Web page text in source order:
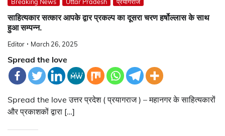
Breaking News Uttar Pradesh प्रयागराज
साहित्यकार सत्कार आपके द्वार प्रकल्प का दूसरा चरण हर्षोल्लास के साथ
हुआ सम्पन्न.
Editor March 26, 2025
Spread the love
Spread the love उत्तर प्रदेश ( प्रयागराज ) – महानगर के साहित्यकारों
और प्रकाशकों द्वारा […]